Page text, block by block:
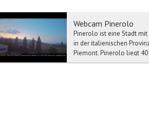
Webcam Pinerolo
Pinerolo ist eine Stadt
in der italienischen
Piemont. Pinerolo liegt